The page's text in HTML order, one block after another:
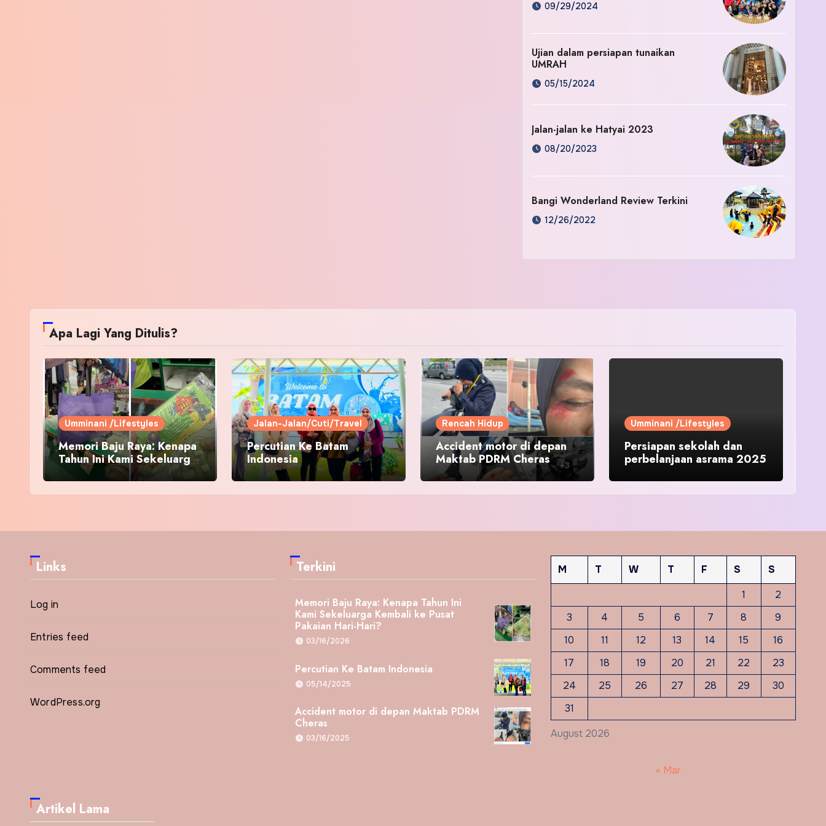
09/29/2024
Ujian dalam persiapan tunaikan
UMRAH
05/15/2024
Jalan-jalan ke Hatyai 2023
08/20/2023
Bangi Wonderland Review Terkini
12/26/2022
Apa Lagi Yang Ditulis?
Umminani /Lifestyles
Memori Baju Raya: Kenapa
Tahun Ini Kami Sekeluarga
Kembali ke Pusat Pakaian
Hari-Hari?
Jalan-Jalan/Cuti/Travel
Percutian Ke Batam
Indonesia
Rencah Hidup
Accident motor di depan
Maktab PDRM Cheras
Umminani /Lifestyles
Persiapan sekolah dan
perbelanjaan asrama 2025
Links
Log in
Entries feed
Comments feed
WordPress.org
Terkini
Memori Baju Raya: Kenapa Tahun Ini
Kami Sekeluarga Kembali ke Pusat
Pakaian Hari-Hari?
03/16/2026
Percutian Ke Batam Indonesia
05/14/2025
Accident motor di depan Maktab PDRM
Cheras
03/16/2025 August 2026
M T W T F S
S
1
2
3
4 5 6 7 8
9
10
11 12 13 14 15
16
17
18 19 20 21 22
23
24
25 26 27 28 29
30
31
« Mar
Artikel Lama